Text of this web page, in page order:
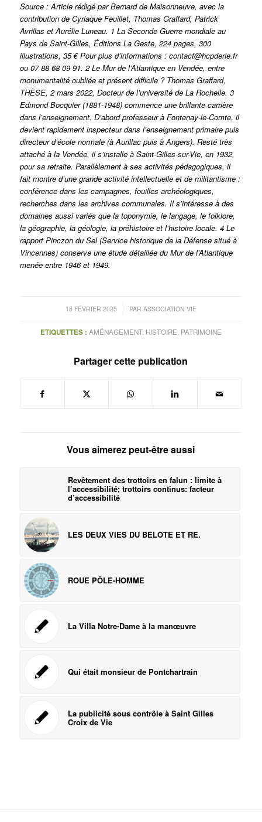
Source : Article rédigé par Bernard de Maisonneuve, avec la
contribution de Cyriaque Feuillet, Thomas Graffard, Patrick
Avrillas et Aurélie Luneau. 1 La Seconde Guerre mondiale au
Pays de Saint-Gilles, Éditions La Geste, 224 pages, 300
illustrations, 35 € Pour plus d’informations : contact@hcpderie.fr
ou 07 88 68 09 91. 2 Le Mur de l’Atlantique en Vendée, entre
monumentalité oubliée et présent difficile ? Thomas Graffard,
THÈSE, 2 mars 2022, Docteur de l’université de La Rochelle. 3
Edmond Bocquier (1881-1948) commence une brillante carrière
dans l’enseignement. D’abord professeur à Fontenay-le-Comte, il
devient rapidement inspecteur dans l’enseignement primaire puis
directeur d’école normale (à Aurillac puis à Angers). Resté très
attaché à la Vendée, il s’installe à Saint-Gilles-sur-Vie, en 1932,
pour sa retraite. Parallèlement à ses activités pédagogiques, il
fait montre d’une grande activité intellectuelle et de militantisme :
conférence dans les campagnes, fouilles archéologiques,
recherches dans les archives communales. Il s’intéresse à des
domaines aussi variés que la toponymie, le langage, le folklore,
la géographie, la géologie, la préhistoire et l’histoire locale. 4 Le
rapport Pinczon du Sel (Service historique de la Défense situé à
Vincennes) conserve une étude détaillée du Mur de l’Atlantique
menée entre 1946 et 1949.
18 FÉVRIER 2025
/ PAR ASSOCIATION VIE
ETIQUETTES : AMÉNAGEMENT, HISTOIRE, PATRIMOINE
Partager cette publication
Vous aimerez peut-être aussi
Revêtement des trottoirs en falun : limite à
l’accessibilité; trottoirs continus: facteur
d’accessibilité
LES DEUX VIES DU BELOTE ET RE.
ROUE PÔLE-HOMME
La Villa Notre-Dame à la manœuvre
Qui était monsieur de Pontchartrain
La publicité sous contrôle à Saint Gilles
Croix de Vie